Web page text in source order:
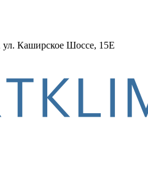
Каширское Шоссе, 15Е